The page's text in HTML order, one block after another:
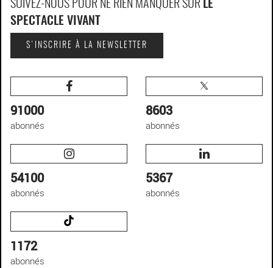
SUIVEZ-NOUS POUR NE RIEN MANQUER SUR LE
SPECTACLE VIVANT
S'INSCRIRE À LA NEWSLETTER
91000
abonnés
8603
abonnés
54100
abonnés
5367
abonnés
1172
abonnés